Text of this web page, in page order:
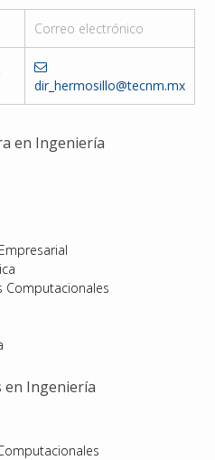
Correo electrónico
dir_hermosillo@tecnm.mx
en Ingeniería
Computacionales
en Ingeniería